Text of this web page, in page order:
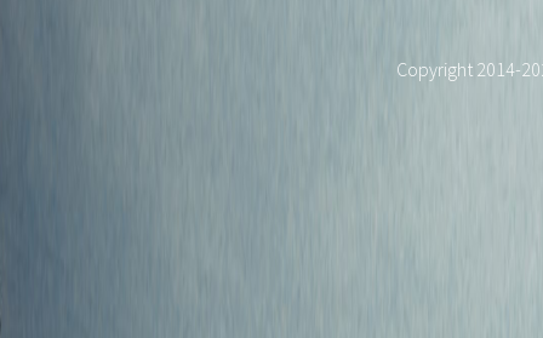
Copyright 2014-